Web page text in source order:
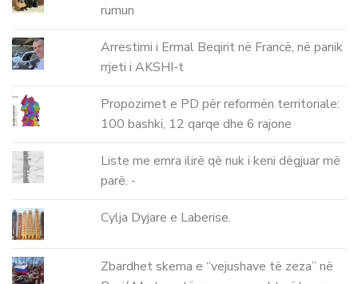
rumun
Arrestimi i Ermal Beqirit në Francë, në panik
rrjeti i AKSHI-t
Propozimet e PD për reformën territoriale:
100 bashki, 12 qarqe dhe 6 rajone
Liste me emra ilirë që nuk i keni dëgjuar më
parë. -
Cylja Dyjare e Laberise.
Zbardhet skema e “vejushave të zeza” në